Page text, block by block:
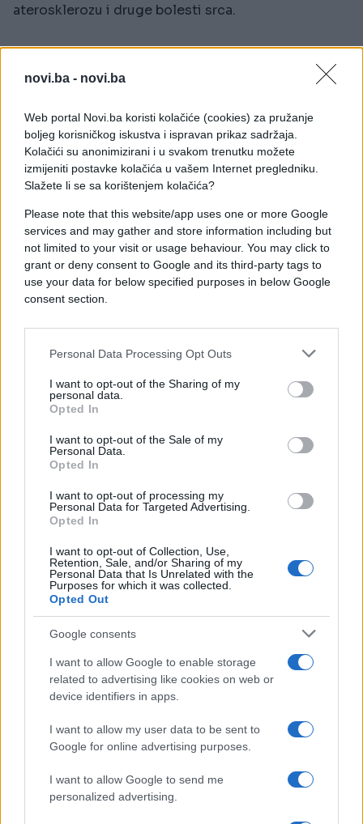
novi.ba - novi.ba
Web portal Novi.ba koristi kolačiće (cookies) za pružanje
boljeg korisničkog iskustva i ispravan prikaz sadržaja.
Kolačići su anonimizirani i u svakom trenutku možete
izmijeniti postavke kolačića u vašem Internet pregledniku.
Slažete li se sa korištenjem kolačića?
Please note that this website/app uses one or more Google
services and may gather and store information including but
not limited to your visit or usage behaviour. You may click to
grant or deny consent to Google and its third-party tags to
use your data for below specified purposes in below Google
consent section.
Personal Data Processing Opt Outs
I want to opt-out of the Sharing of my
personal data.
Opted In
I want to opt-out of the Sale of my
Personal Data.
Opted In
I want to opt-out of processing my
Personal Data for Targeted Advertising.
Opted In
I want to opt-out of Collection, Use,
Retention, Sale, and/or Sharing of my
Personal Data that Is Unrelated with the
Purposes for which it was collected.
Opted Out
Google consents
I want to allow Google to enable storage
related to advertising like cookies on web or
device identifiers in apps.
I want to allow my user data to be sent to
Google for online advertising purposes.
I want to allow Google to send me
personalized advertising.
aterosklerozu i druge bolesti srca.
marmelade prvi je izbor i kod konstipacije, odnosno
zatvora. Dihidroksi-fenil izatin je jedan od
sastojaka šljive, zbog kojeg, između ostalih, ovo
voće ima laksativni učinak.
Pomažu mu i sorbitol i fenoli, kao i biljna vlakna, a
25 g suhih šljiva, što je ekvivalent u prosjeku tri
ploda, osigurat će nam 5 posto potrebnog dnevnog
unosa vlakana koji je za muškarce od 19 do 50
godina 25 posto, a za žene iste starosne grupe 7
posto.